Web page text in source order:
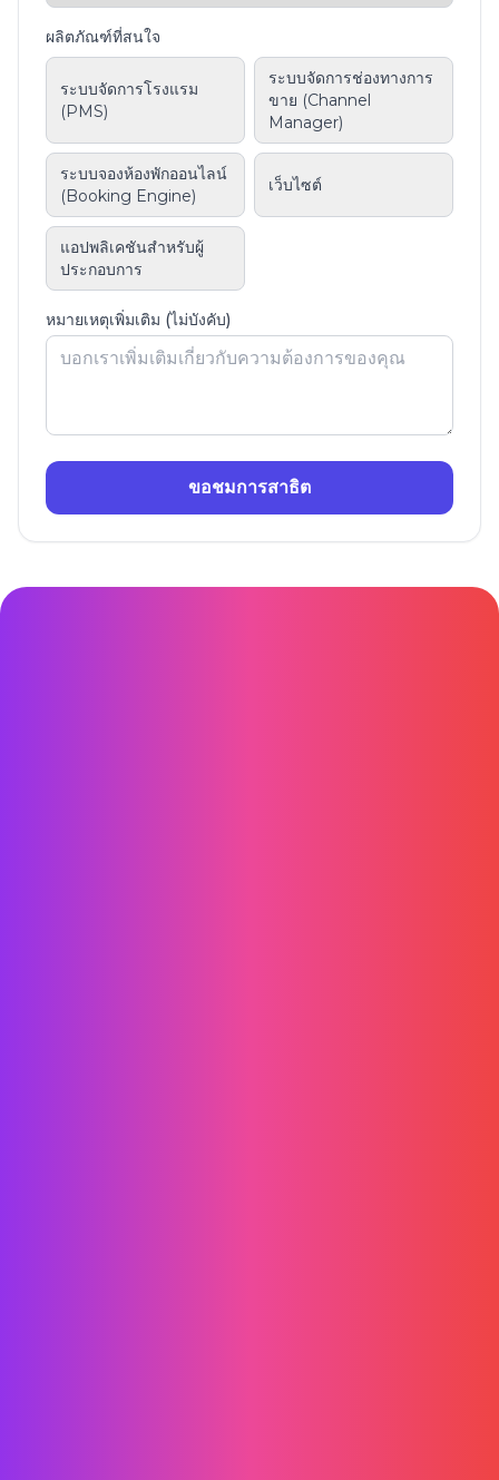
ผลิตภัณฑ์ที่สนใจ
ระบบจัดการโรงแรม
(PMS)
ระบบจัดการช่องทางการ
ขาย (Channel
Manager)
ระบบจองห้องพักออนไลน์
(Booking Engine)
เว็บไซต์
แอปพลิเคชันสำหรับผู้
ประกอบการ
หมายเหตุเพิ่มเติม (ไม่บังคับ)
ขอชมการสาธิต